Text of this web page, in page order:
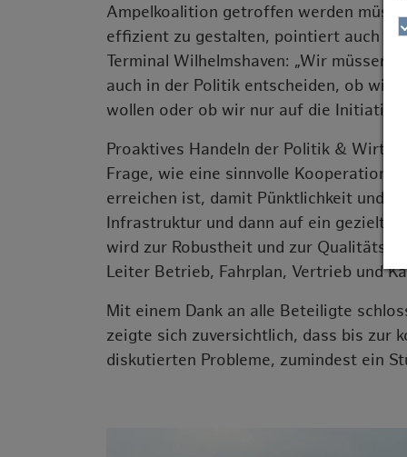
Ampelkoalition getroffen werden
effizient zu gestalten, pointiert auch
Terminal Wilhelmshaven: „Wir müssen
auch in der Politik entscheiden, ob wir
wollen oder ob wir nur auf die
Proaktives Handeln der Politik &
Frage, wie eine sinnvolle Kooperation
erreichen ist, damit Pünktlichkeit und
Infrastruktur und dann auf ein
wird zur Robustheit und zur
Leiter Betrieb, Fahrplan, Vertrieb und
Mit einem Dank an alle Beteiligte
zeigte sich zuversichtlich, dass bis zur
diskutierten Probleme, zumindest ein